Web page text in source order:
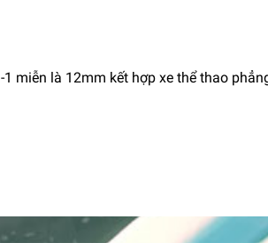
miễn là 12mm kết hợp xe thể thao